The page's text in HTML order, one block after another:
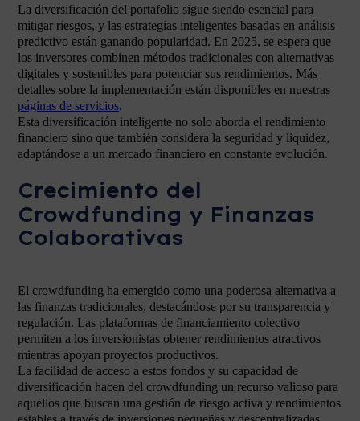
La diversificación del portafolio sigue siendo esencial para
mitigar riesgos, y las estrategias inteligentes basadas en análisis
predictivo están ganando popularidad. En 2025, se espera que
los inversores combinen métodos tradicionales con alternativas
digitales y sostenibles para potenciar sus rendimientos. Más
detalles sobre la implementación están disponibles en nuestras
páginas de servicios.
Esta diversificación inteligente no solo aborda el rendimiento
financiero sino que también considera la seguridad y liquidez,
adaptándose a un mercado financiero en constante evolución.
Crecimiento del
Crowdfunding y Finanzas
Colaborativas
El crowdfunding ha emergido como una poderosa alternativa a
las finanzas tradicionales, destacándose por su transparencia y
regulación. Las plataformas de financiamiento colectivo
permiten a los inversionistas obtener rendimientos atractivos
mientras apoyan proyectos productivos.
La facilidad de acceso a estos fondos y su capacidad de
diversificación hacen del crowdfunding un recurso valioso para
aquellos que buscan una gestión de riesgo activa y rendimientos